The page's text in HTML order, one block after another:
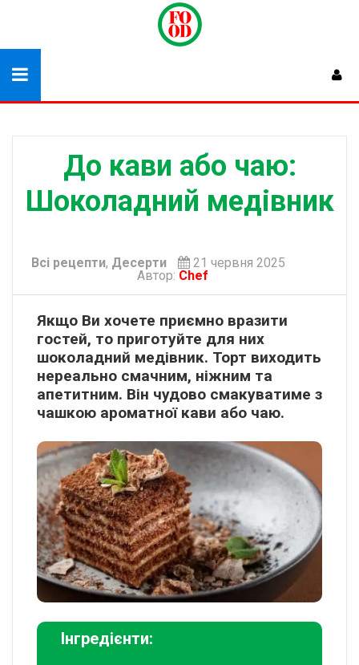
До кави або чаю:
Шоколадний медівник
Всі рецепти, Десерти
21 червня 2025
Автор: Chef
Якщо Ви хочете приємно вразити
гостей, то приготуйте для них
шоколадний медівник. Торт виходить
нереально смачним, ніжним та
апетитним. Він чудово смакуватиме з
чашкою ароматної кави або чаю.
Інгредієнти: